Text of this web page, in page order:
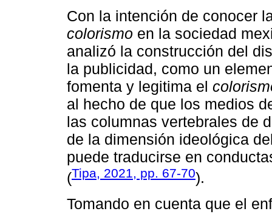
Con la intención de conocer
colorismo en la sociedad
analizó la construcción del
la publicidad, como un
fomenta y legitima el
al hecho de que los medios
las columnas vertebrales de
de la dimensión ideológica
puede traducirse en
(Tipa, 2021, pp. 67-70).
Tomando en cuenta que el